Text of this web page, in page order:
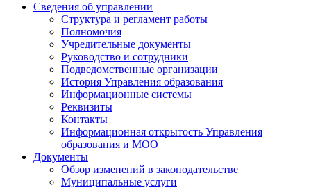
Сведения об управлении
Структура и регламент работы
Полномочия
Учредительные документы
Руководство и сотрудники
Подведомственные организации
История Управления образования
Информационные системы
Реквизиты
Контакты
Информационная открытость Управления
образования и МОО
Документы
Обзор изменений в законодательстве
Муниципальные услуги